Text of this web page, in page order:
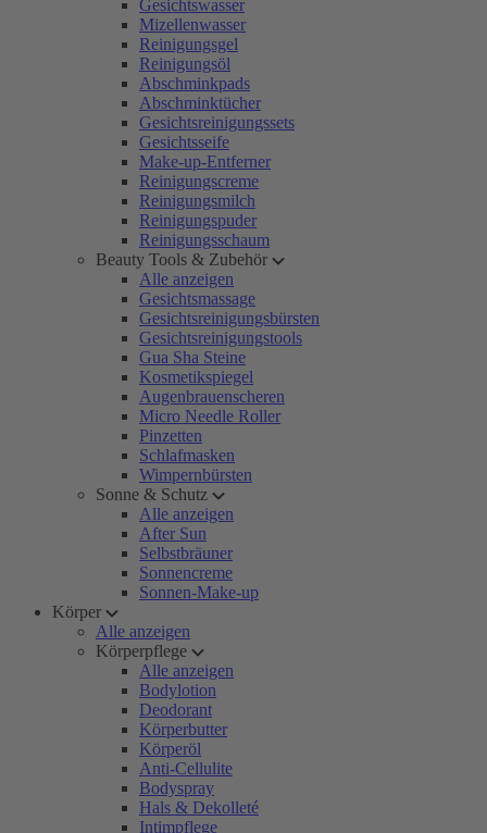
Gesichtswasser
Mizellenwasser
Reinigungsgel
Reinigungsöl
Abschminkpads
Abschminktücher
Gesichtsreinigungssets
Gesichtsseife
Make-up-Entferner
Reinigungscreme
Reinigungsmilch
Reinigungspuder
Reinigungsschaum
Beauty Tools & Zubehör
Alle anzeigen
Gesichtsmassage
Gesichtsreinigungsbürsten
Gesichtsreinigungstools
Gua Sha Steine
Kosmetikspiegel
Augenbrauenscheren
Micro Needle Roller
Pinzetten
Schlafmasken
Wimpernbürsten
Sonne & Schutz
Alle anzeigen
After Sun
Selbstbräuner
Sonnencreme
Sonnen-Make-up
Körper
Alle anzeigen
Körperpflege
Alle anzeigen
Bodylotion
Deodorant
Körperbutter
Körperöl
Anti-Cellulite
Bodyspray
Hals & Dekolleté
Intimpflege